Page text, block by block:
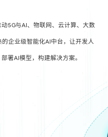
5G与AI、物联网、云计算、大数
企业级智能化AI中台，让开发人
署AI模型，构建解决方案。